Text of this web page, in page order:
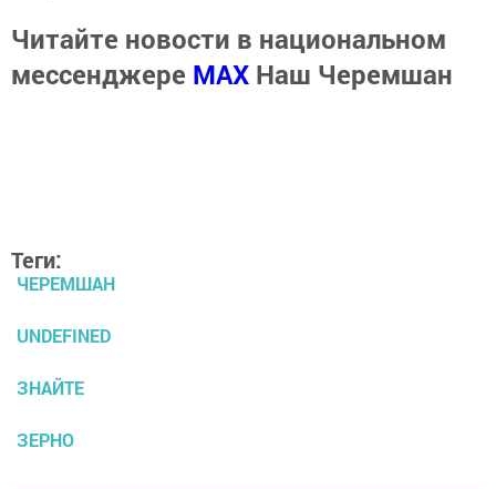
Читайте новости в национальном
мессенджере MАХ Наш Черемшан
Теги:
ЧЕРЕМШАН
UNDEFINED
ЗНАЙТЕ
ЗЕРНО